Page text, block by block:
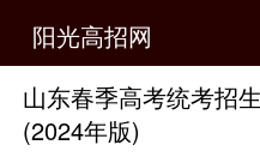
阳光高招网
山东春季高考统考招
(2024年版)